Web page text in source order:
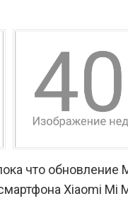
что обновление
Xiaomi Mi